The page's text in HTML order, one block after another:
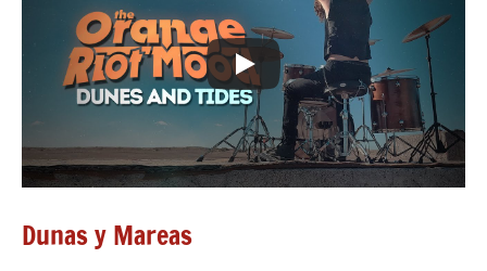
Dunas y Mareas